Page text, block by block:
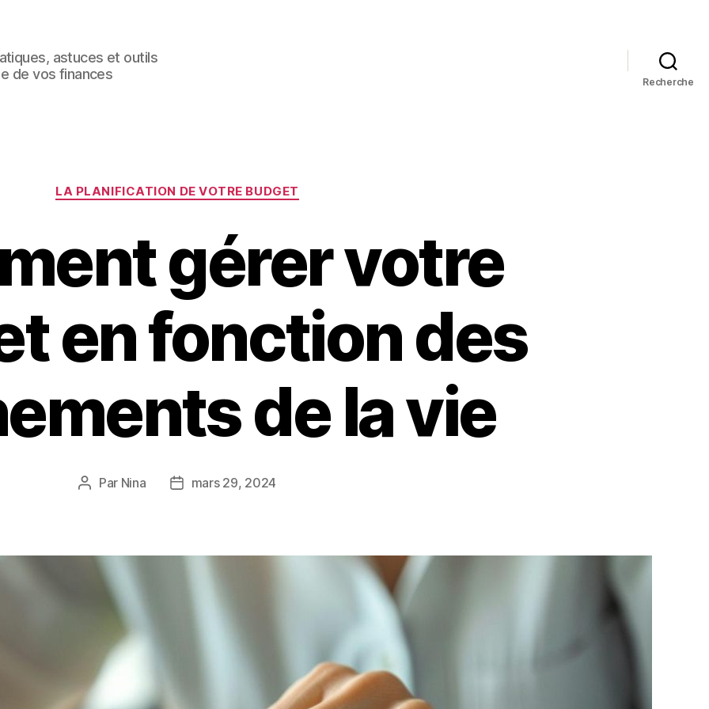
astuces et outils
de vos finances
Recherche
Catégories
LA PLANIFICATION DE VOTRE BUDGET
gérer votre
en fonction des
de la vie
Auteur
Par Nina
Datemars 29, 2024